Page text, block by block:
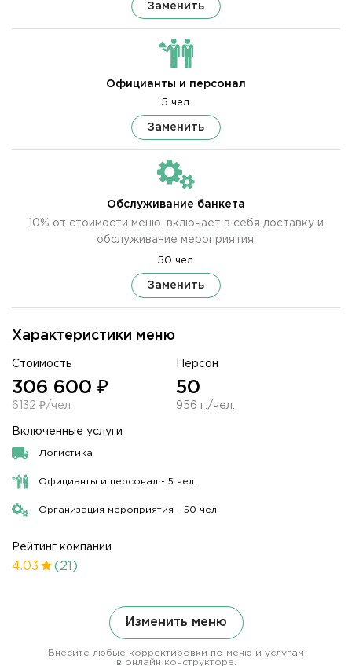
Характеристики меню
Стоимость
306 600 ₽
6132 ₽/чел
Персон
50
956 г./чел.
Включенные услуги
Логистика
Официанты и персонал - 5 чел.
Организация мероприятия - 50 чел.
Рейтинг компании
4.03 (21)
Изменить меню
Внесите любые корректировки по меню и услугам
в онлайн конструкторе.
Заменить
Официанты и персонал
5 чел.
Заменить
Обслуживание банкета
10% от стоимости меню. включает в себя доставку и
обслуживание мероприятия.
50 чел.
Заменить